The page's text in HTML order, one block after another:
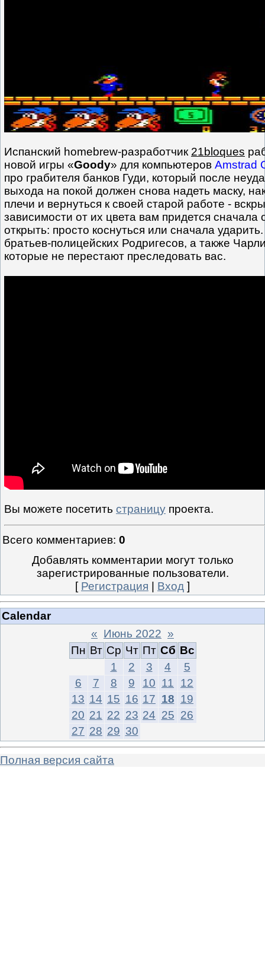
Испанский homebrew-разработчик 21bloques
новой игры «Goody» для компьютеров Amstrad
про грабителя банков Гуди, который после
выхода на покой должен снова надеть маску,
плечи и вернуться к своей старой работе -
зависимости от их цвета вам придется сначала
открыть: просто коснуться или сначала
братьев-полицейских Родригесов, а также
которые не перестают преследовать вас.
Вы можете посетить страницу проекта.
Всего комментариев: 0
Добавлять комментарии могут только
зарегистрированные пользователи.
[ Регистрация Вход ]
Calendar
« Июнь 2022 »
Пн Вт Ср Чт Пт Сб Вс
1
2 3 4
5
6
7 8 9 10 11
12
13 14 15 16 17 18 19
20 21 22 23 24 25 26
27 28 29 30
Полная версия сайта